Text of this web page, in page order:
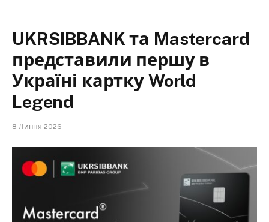
UKRSIBBANK та Mastercard
представили першу в
Україні картку World
Legend
8 Липня 2026